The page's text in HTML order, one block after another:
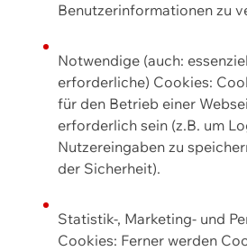
Benutzerinformationen zu
Notwendige (auch:
erforderliche) Cookies:
für den Betrieb einer
erforderlich sein (z.B. um
Nutzereingaben zu
der Sicherheit).
Statistik-, Marketing- und
Cookies: Ferner werden